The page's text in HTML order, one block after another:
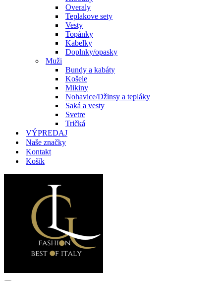
Overaly
Teplakove sety
Vesty
Topánky
Kabelky
Doplnky/opasky
Muži
Bundy a kabáty
Košele
Mikiny
Nohavice/Džinsy a tepláky
Saká a vesty
Svetre
Tričká
VÝPREDAJ
Naše značky
Kontakt
Košík